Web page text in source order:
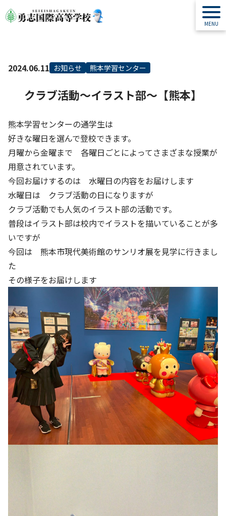
2024.06.11 お知らせ 熊本学習センター
クラブ活動～イラスト部～【熊本】
熊本学習センターの通学生は
好きな曜日を選んで登校できます。
月曜から金曜まで 各曜日ごとによってさまざまな授業が
用意されています。
今回お届けするのは 水曜日の内容をお届けします
水曜日は クラブ活動の日になりますが
クラブ活動でも人気のイラスト部の活動です。
普段はイラスト部は校内でイラストを描いていることが多
いですが
今回は 熊本市現代美術館のサンリオ展を見学に行きまし
た
その様子をお届けします